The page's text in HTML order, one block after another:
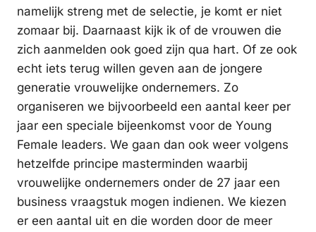
namelijk streng met de selectie, je komt er niet
zomaar bij. Daarnaast kijk ik of de vrouwen die
zich aanmelden ook goed zijn qua hart. Of ze ook
echt iets terug willen geven aan de jongere
generatie vrouwelijke ondernemers. Zo
organiseren we bijvoorbeeld een aantal keer per
jaar een speciale bijeenkomst voor de Young
Female leaders. We gaan dan ook weer volgens
hetzelfde principe masterminden waarbij
vrouwelijke ondernemers onder de 27 jaar een
business vraagstuk mogen indienen. We kiezen
er een aantal uit en die worden door de meer